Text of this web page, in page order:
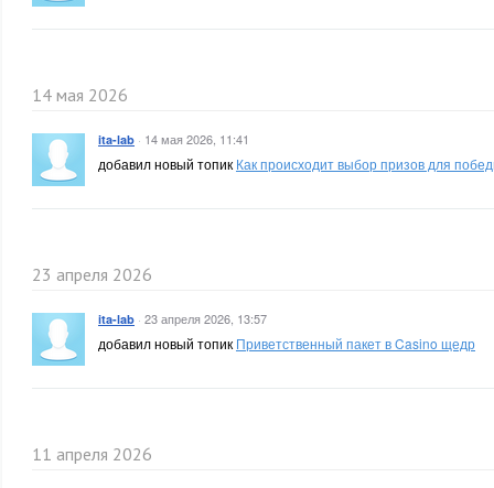
14 мая 2026
ita-lab · 14 мая 2026, 11:41
добавил новый топик Как происходит выбор призов для
23 апреля 2026
ita-lab · 23 апреля 2026, 13:57
добавил новый топик Приветственный пакет в Casino щедр
11 апреля 2026